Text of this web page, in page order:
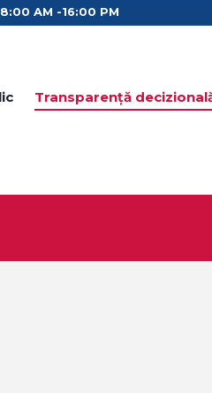
8:00 AM -16:00 PM
Transparență